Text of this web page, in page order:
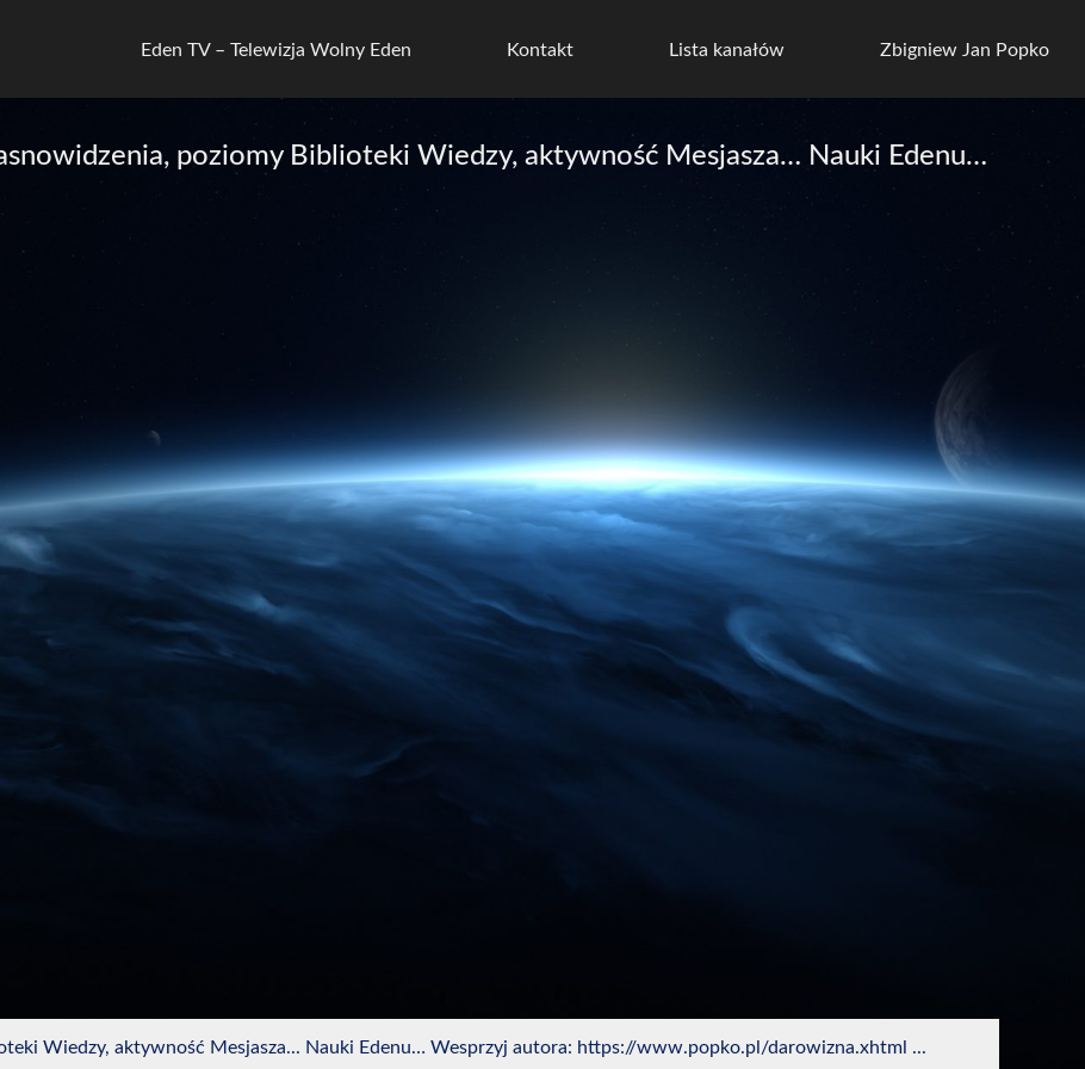
Eden TV – Telewizja Wolny Eden Kontakt Lista kanałów Zbigniew Jan Popko
poziomy Biblioteki Wiedzy, aktywność Mesjasza… Nauki Edenu…
Wiedzy, aktywność Mesjasza... Nauki Edenu… Wesprzyj autora: https://www.popko.pl/darowizna.xhtml ...